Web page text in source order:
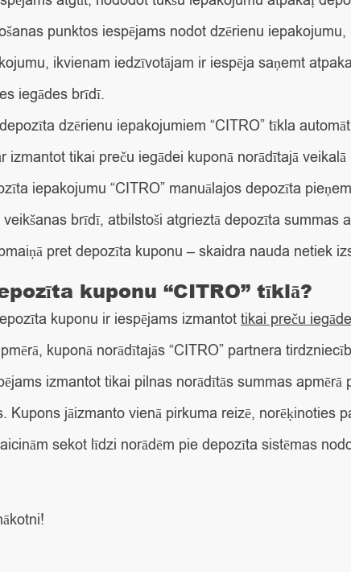
punktos iespējams nodot dzērienu
ikvienam iedzīvotājam ir iespēja saņemt
iegādes brīdī.
dzērienu iepakojumiem “CITRO” tīkla
izmantot tikai preču iegādei kuponā norādītajā
iepakojumu “CITRO” manuālajos depozīta
brīdī, atbilstoši atgrieztā depozīta summas
pret depozīta kuponu – skaidra nauda netiek
kuponu “CITRO” tīklā?
kuponu ir iespējams izmantot tikai preču
kuponā norādītajās “CITRO” partnera
izmantot tikai pilnas norādītās summas
Kupons jāizmanto vienā pirkuma reizē, norēķinoties
sekot līdzi norādēm pie depozīta sistēmas